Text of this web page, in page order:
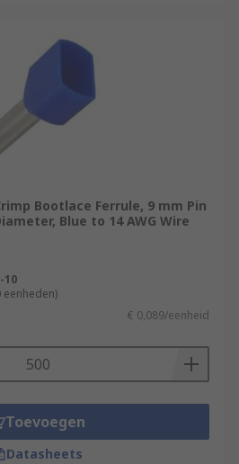
Bootlace Ferrule, 9 mm Pin
Blue to 14 AWG Wire
10
€ 0,089/eenheid
Toevoegen
Datasheets